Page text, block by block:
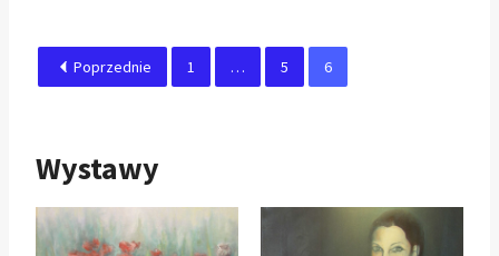
Poprzednie 1 … 5 6
Wystawy